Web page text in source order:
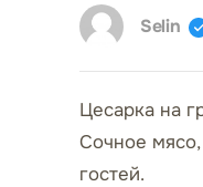
Selin
Цесарка на
Сочное мясо,
гостей.